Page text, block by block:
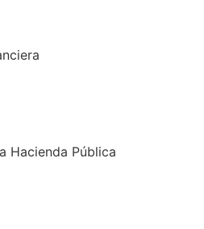
Hacienda Pública